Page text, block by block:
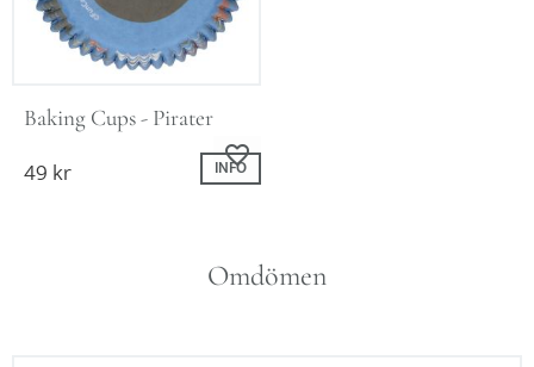
Omdömen
Baking Cups - Pirater
49kr Lägg till i favoriter
INFO